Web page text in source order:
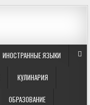
ИНОСТРАННЫЕ ЯЗЫКИ
КУЛИНАРИЯ
ОБРАЗОВАНИЕ